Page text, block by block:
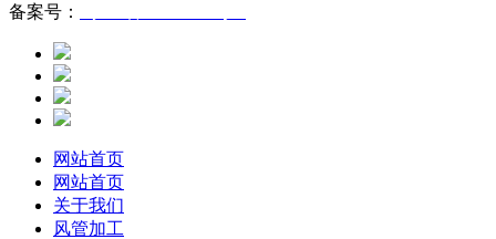
备案号：
网站首页
网站首页
关于我们
风管加工